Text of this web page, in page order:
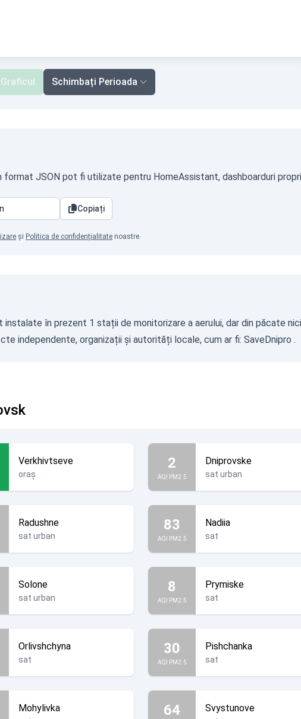
Schimbați Perioada
JSON pot fi utilizate pentru HomeAssistant, dashboarduri
Copiați
și Politica de confidențialitate noastre.
instalate în prezent 1 stații de monitorizare a aerului, dar din păcate
independente, organizații și autorități locale, cum ar fi: SaveDnipro .
Verkhivtseve
oraș
2
AQI PM2.5
Dniprovske
sat urban
Radushne
sat urban
83
AQI PM2.5
Nadiia
sat
Solone
sat urban
8
AQI PM2.5
Prymiske
sat
Orlivshchyna
sat
30
AQI PM2.5
Pishchanka
sat
Mohylivka 64 Svystunove